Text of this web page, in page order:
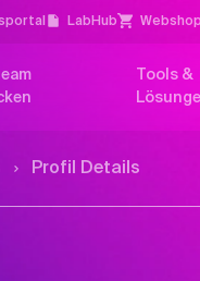
LabHub Webshop
Tools &
Profil Details